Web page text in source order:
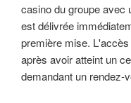
casino du groupe avec
est délivrée
première mise.
après avoir atteint un
demandant un rendez-